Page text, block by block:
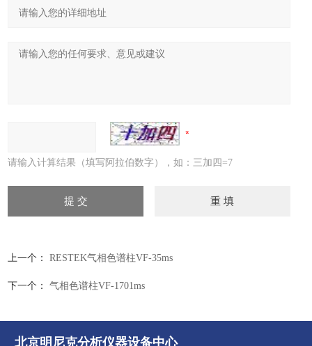
请输入计算结果（填写阿拉伯数字），如：三加四=7
上一个： RESTEK气相色谱柱VF-35ms
下一个： 气相色谱柱VF-1701ms
北京明尼克分析仪器设备中心